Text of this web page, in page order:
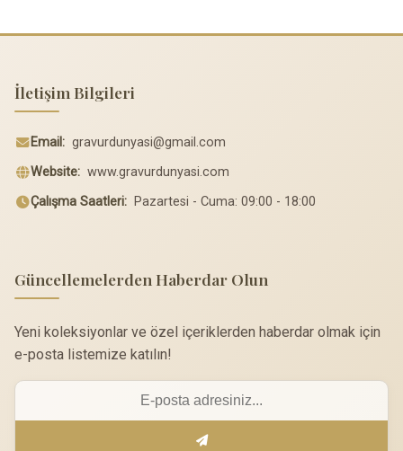
İletişim Bilgileri
Email: gravurdunyasi@gmail.com
Website: www.gravurdunyasi.com
Çalışma Saatleri: Pazartesi - Cuma: 09:00 - 18:00
Güncellemelerden Haberdar Olun
Yeni koleksiyonlar ve özel içeriklerden haberdar olmak için
e-posta listemize katılın!